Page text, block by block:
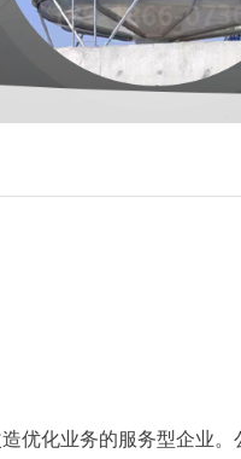
优化业务的服务型企业。